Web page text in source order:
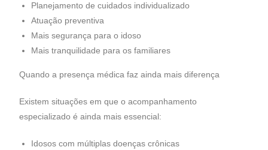
Planejamento de cuidados individualizado
Atuação preventiva
Mais segurança para o idoso
Mais tranquilidade para os familiares
Quando a presença médica faz ainda mais diferença
Existem situações em que o acompanhamento
especializado é ainda mais essencial:
Idosos com múltiplas doenças crônicas